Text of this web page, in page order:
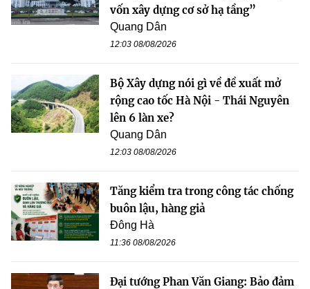
vốn xây dựng cơ sở hạ tầng”
Quang Dân
12:03 08/08/2026
Bộ Xây dựng nói gì về đề xuất mở
rộng cao tốc Hà Nội - Thái Nguyên
lên 6 làn xe?
Quang Dân
12:03 08/08/2026
Tăng kiểm tra trong công tác chống
buôn lậu, hàng giả
Đông Hà
11:36 08/08/2026
Đại tướng Phan Văn Giang: Bảo đảm